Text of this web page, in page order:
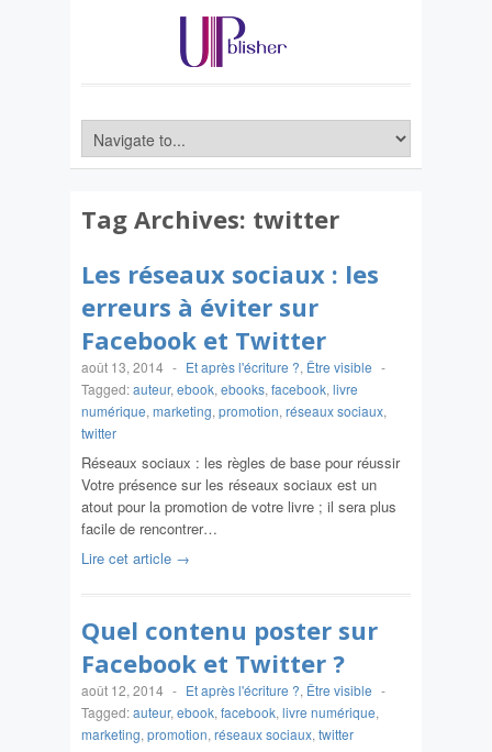
Tag Archives: twitter
Les réseaux sociaux : les
erreurs à éviter sur
Facebook et Twitter
août 13, 2014 - Et après l'écriture ?, Être visible -
Tagged:auteur, ebook, ebooks, facebook, livre
numérique, marketing, promotion, réseaux sociaux,
twitter
Réseaux sociaux : les règles de base pour réussir
Votre présence sur les réseaux sociaux est un
atout pour la promotion de votre livre ; il sera plus
facile de rencontrer…
Lire cet article →
Quel contenu poster sur
Facebook et Twitter ?
août 12, 2014 - Et après l'écriture ?, Être visible -
Tagged:auteur, ebook, facebook, livre numérique,
marketing, promotion, réseaux sociaux, twitter